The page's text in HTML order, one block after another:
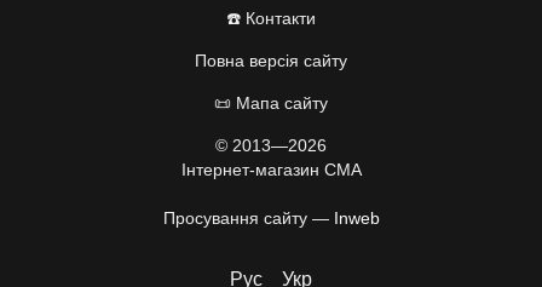
☎️ Контакти
Повна версія сайту
📜 Мапа сайту
© 2013—2026
Інтернет-магазин CMA
Просування сайту — Inweb
Рус Укр